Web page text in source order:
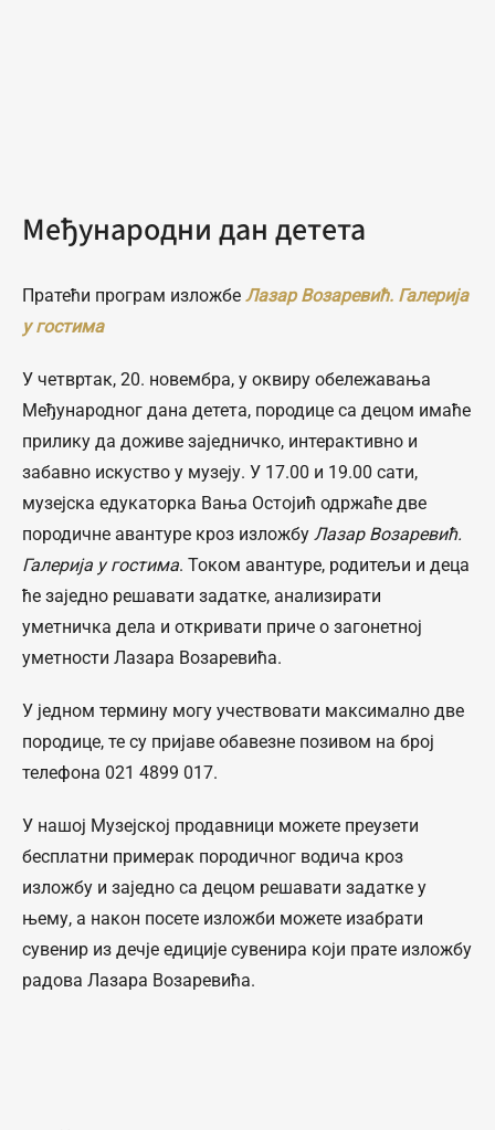
Међународни дан детета
Пратећи програм изложбе Лазар Возаревић. Галерија
у гостима
У четвртак, 20. новембра, у оквиру обележавања
Међународног дана детета, породице са децом имаће
прилику да доживе заједничко, интерактивно и
забавно искуство у музеју. У 17.00 и 19.00 сати,
музејска едукаторка Вања Остојић одржаће две
породичне авантуре кроз изложбу Лазар Возаревић.
Галерија у гостима. Током авантуре, родитељи и деца
ће заједно решавати задатке, анализирати
уметничка дела и откривати приче о загонетној
уметности Лазара Возаревића.
У једном термину могу учествовати максимално две
породице, те су пријаве обавезне позивом на број
телефона 021 4899 017.
У нашој Музејској продавници можете преузети
бесплатни примерак породичног водича кроз
изложбу и заједно са децом решавати задатке у
њему, а након посете изложби можете изабрати
сувенир из дечје едиције сувенира који прате изложбу
радова Лазара Возаревића.